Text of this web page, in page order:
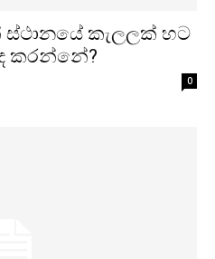
ස්ථානයේ කැලලක් හට
කරන්නේ?
0